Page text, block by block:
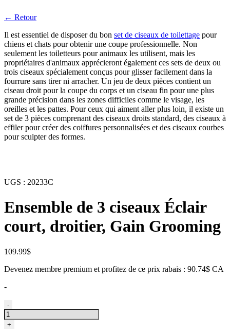
← Retour
Il est essentiel de disposer du bon set de ciseaux de toilettage pour
chiens et chats pour obtenir une coupe professionnelle. Non
seulement les toiletteurs pour animaux les utilisent, mais les
propriétaires d'animaux apprécieront également ces sets de deux ou
trois ciseaux spécialement conçus pour glisser facilement dans la
fourrure sans tirer ni arracher. Un jeu de deux pièces contient un
ciseau droit pour la coupe du corps et un ciseau fin pour une plus
grande précision dans les zones difficiles comme le visage, les
oreilles et les pattes. Pour ceux qui aiment aller plus loin, il existe un
set de 3 pièces comprenant des ciseaux droits standard, des ciseaux à
effiler pour créer des coiffures personnalisées et des ciseaux courbes
pour sculpter des formes.
UGS : 20233C
Ensemble de 3 ciseaux Éclair
court, droitier, Gain Grooming
109.99$
Devenez membre premium et profitez de ce prix rabais : 90.74$ CA
-
quantité
de
Trio
-
+